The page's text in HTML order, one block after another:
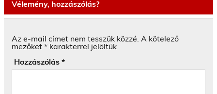
Vélemény, hozzászólás?
Az e-mail címet nem tesszük közzé. A kötelező
mezőket * karakterrel jelöltük
Hozzászólás *